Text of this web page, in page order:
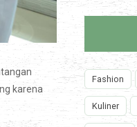
karena
Fashion
Kuliner